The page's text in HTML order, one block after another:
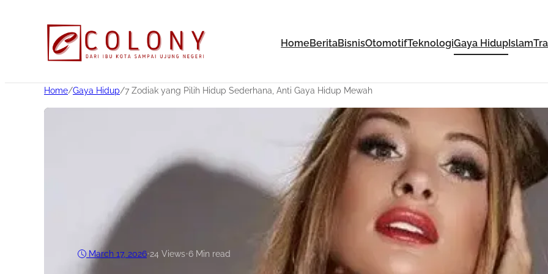
HomeBeritaBisnisOtomotifTeknologiGaya Hidup Islam
Home/Gaya Hidup/7 Zodiak yang Pilih Hidup Sederhana, Anti Gaya Hidup Mewah
March 17, 2026•24 Views•6 Min read